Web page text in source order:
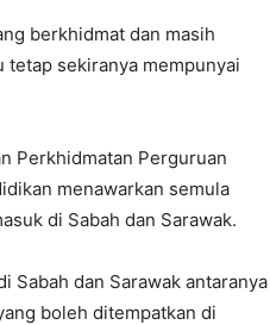
berkhidmat dan masih
sekiranya mempunyai
Perkhidmatan Perguruan
menawarkan semula
di Sabah dan Sarawak.
Sabah dan Sarawak antaranya
boleh ditempatkan di